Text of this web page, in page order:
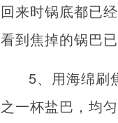
回来时锅底都已
看到焦掉的锅巴
5、用海绵刷
之一杯盐巴，均